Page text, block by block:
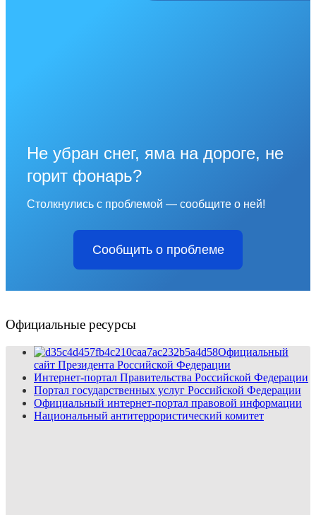
Не убран снег, яма на дороге, не
горит фонарь?
Столкнулись с проблемой — сообщите о ней!
Сообщить о проблеме
Официальные ресурсы
Официальный
сайт Президента Российской Федерации
Интернет-портал Правительства Российской Федерации
Портал государственных услуг Российской Федерации
Официальный интернет-портал правовой информации
Национальный антитеррористический комитет